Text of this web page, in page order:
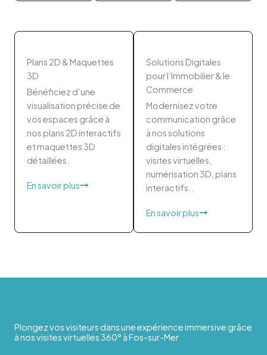
Plans 2D & Maquettes
3D
Bénéficiez d’une
visualisation précise de
vos espaces grâce à
nos plans 2D interactifs
et maquettes 3D
détaillées.
En savoir plus
Solutions Digitales
pour l’Immobilier & le
Commerce
Modernisez votre
communication grâce
à nos solutions
digitales intégrées :
visites virtuelles,
numérisation 3D, plans
interactifs..
En savoir plus
Plongez vos visiteurs dans une expérience immersive grâce
à nos visites virtuelles 360° à Fos-sur-Mer